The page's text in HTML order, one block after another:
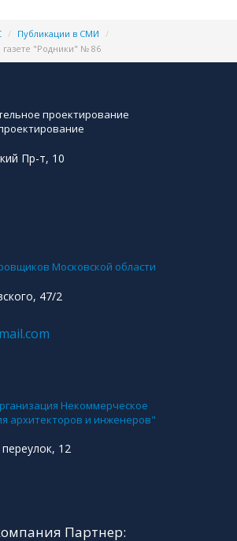
/ Публикации в СМИ
/
"Родники" № 86
проектирование
Пр-т, 10
Московской области
47/2
Некоммерческое
архитекторов и инженеров"
12
Партнер: